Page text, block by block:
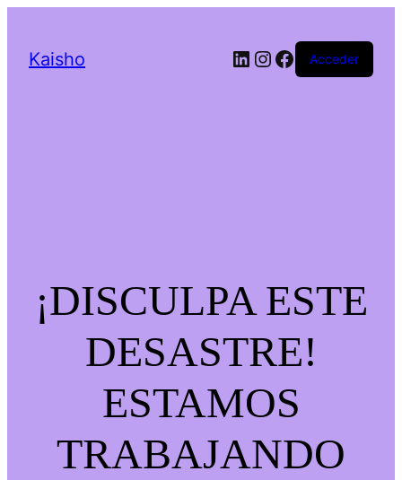
Kaisho LinkedIn
Instagram
Facebook
Acceder
¡DISCULPA ESTE
DESASTRE!
ESTAMOS
TRABAJANDO